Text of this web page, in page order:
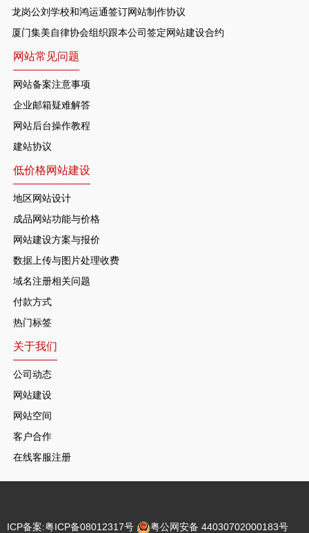
龙岗公刘学校和鸿运通签订网站制作协议
厦门集美自律协会组织跟本公司签定网站建设合约
网站常见问题
网站备案注意事项
企业邮箱疑难解答
网站后台操作教程
建站协议
低价格网站建设
地区网站设计
成品网站功能与价格
网站建设方案与报价
数据上传与图片处理收费
域名注册相关问题
付款方式
热门标签
关于我们
公司动态
网站建设
网站空间
客户合作
在线客服注册
ICP备案:粤ICP备08012317号 粤公网安备 44030702000183号